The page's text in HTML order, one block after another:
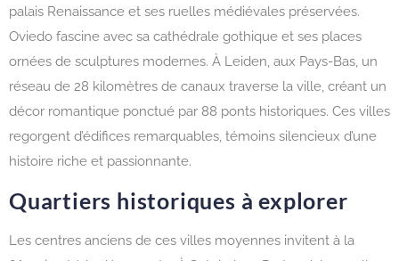
palais Renaissance et ses ruelles médiévales préservées.
Oviedo fascine avec sa cathédrale gothique et ses places
ornées de sculptures modernes. À Leiden, aux Pays-Bas, un
réseau de 28 kilomètres de canaux traverse la ville, créant un
décor romantique ponctué par 88 ponts historiques. Ces villes
regorgent d’édifices remarquables, témoins silencieux d’une
histoire riche et passionnante.
Quartiers historiques à explorer
Les centres anciens de ces villes moyennes invitent à la